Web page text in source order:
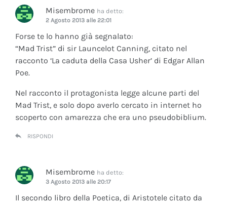
Misembrome ha detto:
2 Agosto 2013 alle 22:01
Forse te lo hanno già segnalato:
“Mad Trist” di sir Launcelot Canning, citato nel
racconto ‘La caduta della Casa Usher’ di Edgar Allan
Poe.
Nel racconto il protagonista legge alcune parti del
Mad Trist, e solo dopo averlo cercato in internet ho
scoperto con amarezza che era uno pseudobiblium.
RISPONDI
Misembrome ha detto:
3 Agosto 2013 alle 20:17
Il secondo libro della Poetica, di Aristotele citato da